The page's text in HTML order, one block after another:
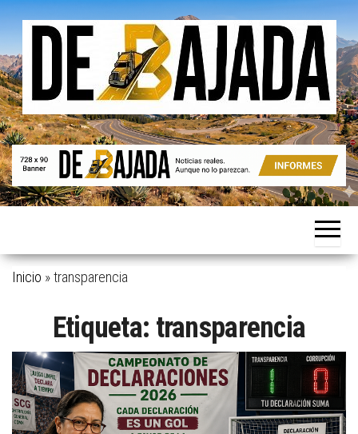
Saltar
contenido
De
Bajada
Noticias
Aunque
parezcan.
Inicio »transparencia
Etiqueta: transparencia